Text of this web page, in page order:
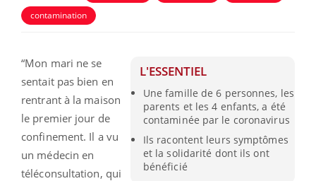
contamination
L'ESSENTIEL
Une famille de 6 personnes, les
parents et les 4 enfants, a été
contaminée par le coronavirus
Ils racontent leurs symptômes
et la solidarité dont ils ont
bénéficié
“Mon mari ne se
sentait pas bien en
rentrant à la maison
le premier jour de
confinement. Il a vu
un médecin en
téléconsultation, qui